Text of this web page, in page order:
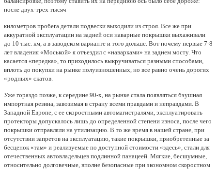
после двух-трех тысяч
километров пробега детали подвески выходили из строя. Все же при
аккуратной эксплуатации на задней оси наварные покрышки выхаживали
до 10 тыс. км, а в заводском варианте и того дольше. Вот почему первые 7-8
лет владения «Моськой» я отъездил с «наварками» на заднем мосту. Что
касается «передка», то приходилось выкручиваться разными способами,
вплоть до покупки на рынке полуизношенных, но все равно очень дорогих
«родных» скатов.
Уже гораздо позже, к середине 90-х, на рынке стала появляться бэушная
импортная резина, завозимая в страну всеми правдами и неправдами. В
Западной Европе, с ее скоростными автомагистралями, эксплуатировать
протекторы допускалось лишь до определенной степени износа, после чего
покрышки отправляли на утилизацию. В то же время в нашей стране, при
отсутствии запретов на эксплуатацию, такие покрышки, приобретенные за
бесценок «там» и реализуемые по доступной стоимости «здесь», стали для
отечественных автовладельцев подлинной панацеей. Мягкие, бесшумные,
относительно долговечные, вполне безопасные при экономном скоростном